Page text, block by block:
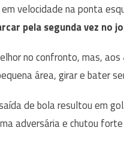
velocidade na ponta
pela segunda vez no
no confronto, mas,
área, girar e bater
de bola resultou em
adversária e chutou